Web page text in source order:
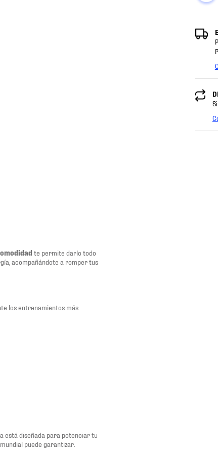
te permite darlo todo
acompañándote a romper tus
los entrenamientos más
está diseñada para potenciar tu
puede garantizar.